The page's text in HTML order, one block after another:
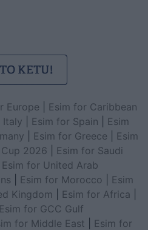
Europe
Esim for Caribbean
Italy Esim for Spain
Esim
Esim for Greece
Esim
2026
Esim for Saudi
Esim for United Arab
Esim for Morocco
Esim
Kingdom Esim for Africa
Esim for GCC Gulf
for Middle East
Esim for